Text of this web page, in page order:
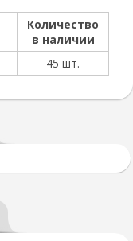
Количество
в наличии
45 шт.